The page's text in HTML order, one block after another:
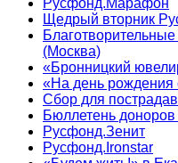
Щедрый вторник
(Москва)
«Бронницкий
«На день рождения
Сбор для
Бюллетень доноров
Русфонд.Зенит
Русфонд.Ironstar